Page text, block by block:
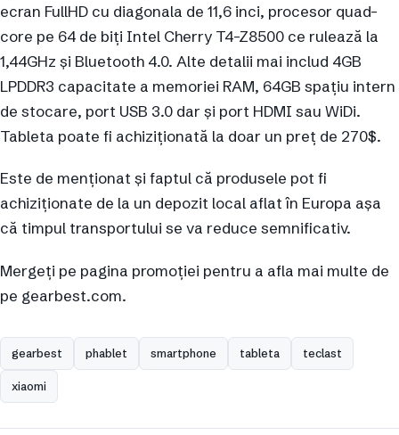
ecran FullHD cu diagonala de 11,6 inci, procesor quad-
core pe 64 de biți Intel Cherry T4-Z8500 ce rulează la
1,44GHz și Bluetooth 4.0. Alte detalii mai includ 4GB
LPDDR3 capacitate a memoriei RAM, 64GB spațiu intern
de stocare, port USB 3.0 dar și port HDMI sau WiDi.
Tableta poate fi achiziționată la doar un preț de 270$.
Este de menționat și faptul că produsele pot fi
achiziționate de la un depozit local aflat în Europa așa
că timpul transportului se va reduce semnificativ.
Mergeți pe pagina promoției pentru a afla mai multe de
pe gearbest.com.
gearbest phablet smartphone tableta teclast
xiaomi